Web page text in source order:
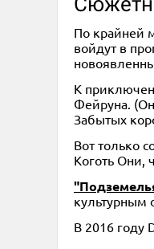
По крайней
войдут в
К
Фейруна.
Забытых
Вот только
Коготь Они,
культурным
В 2016 году